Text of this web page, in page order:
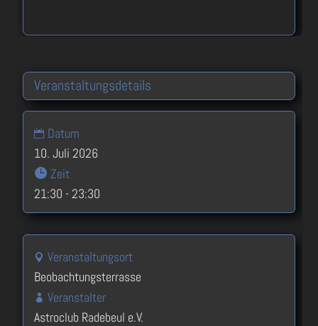
Veranstaltungsdetails
Datum
10. Juli 2026
Zeit
21:30 - 23:30
Veranstaltungsort
Beobachtungsterrasse
Veranstalter
Astroclub Radebeul e.V.